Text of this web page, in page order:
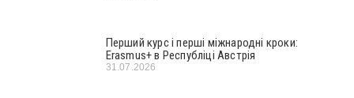
Перший курс і перші міжнародні кроки:
Erasmus+ в Республіці Австрія
31.07.2026